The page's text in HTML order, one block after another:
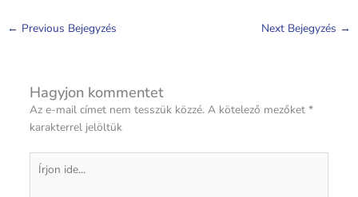
← Previous Bejegyzés Next Bejegyzés →
Hagyjon kommentet
Az e-mail címet nem tesszük közzé. A kötelező mezőket *
karakterrel jelöltük
Írjon
ide...